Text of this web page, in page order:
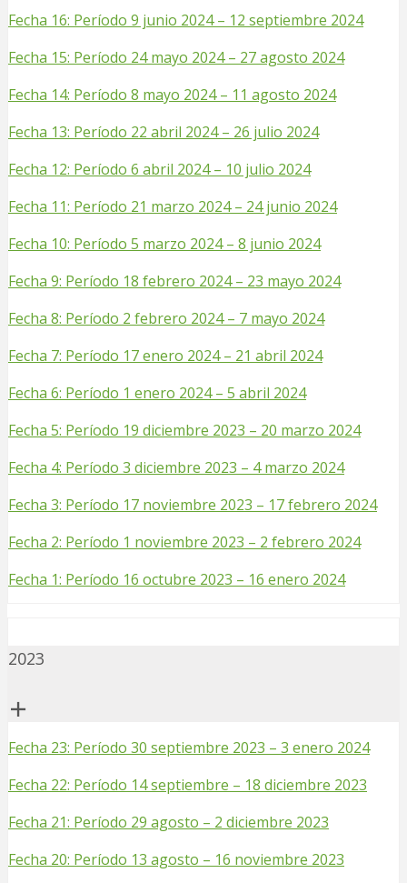
Fecha 16: Período 9 junio 2024 – 12 septiembre 2024
Fecha 15: Período 24 mayo 2024 – 27 agosto 2024
Fecha 14: Período 8 mayo 2024 – 11 agosto 2024
Fecha 13: Período 22 abril 2024 – 26 julio 2024
Fecha 12: Período 6 abril 2024 – 10 julio 2024
Fecha 11: Período 21 marzo 2024 – 24 junio 2024
Fecha 10: Período 5 marzo 2024 – 8 junio 2024
Fecha 9: Período 18 febrero 2024 – 23 mayo 2024
Fecha 8: Período 2 febrero 2024 – 7 mayo 2024
Fecha 7: Período 17 enero 2024 – 21 abril 2024
Fecha 6: Período 1 enero 2024 – 5 abril 2024
Fecha 5: Período 19 diciembre 2023 – 20 marzo 2024
Fecha 4: Período 3 diciembre 2023 – 4 marzo 2024
Fecha 3: Período 17 noviembre 2023 – 17 febrero 2024
Fecha 2: Período 1 noviembre 2023 – 2 febrero 2024
Fecha 1: Período 16 octubre 2023 – 16 enero 2024
2023
Fecha 23: Período 30 septiembre 2023 – 3 enero 2024
Fecha 22: Período 14 septiembre – 18 diciembre 2023
Fecha 21: Período 29 agosto – 2 diciembre 2023
Fecha 20: Período 13 agosto – 16 noviembre 2023